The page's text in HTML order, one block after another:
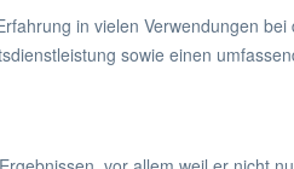
in vielen Verwendungen
sowie einen